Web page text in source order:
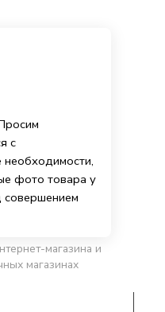
с
фото товара у
магазина и
магазинах